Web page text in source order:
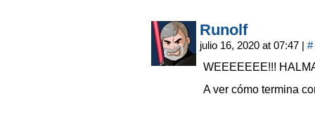
Runolf
julio 16, 2020 at 07:47 | #
WEEEEEEE!!!
A ver cómo termina